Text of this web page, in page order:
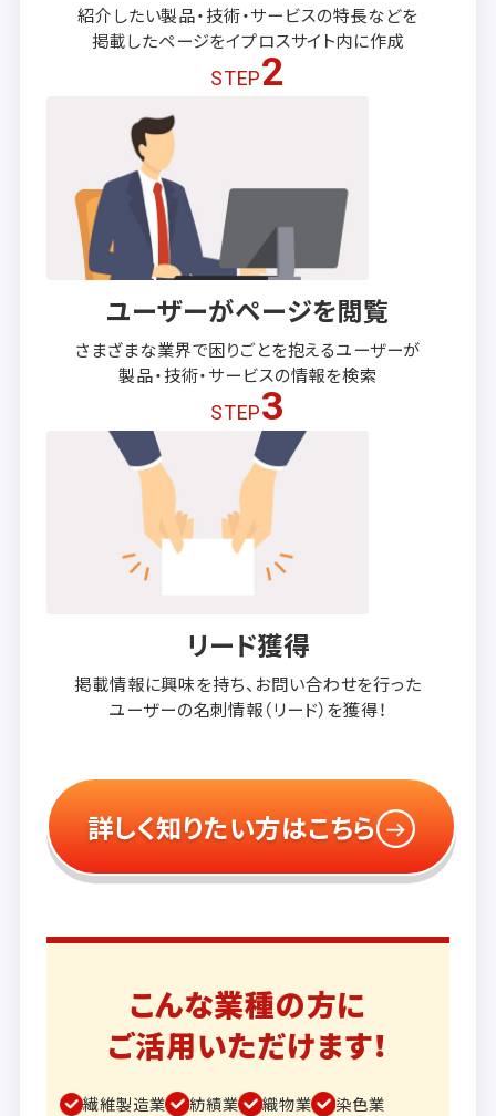
紹介したい製品・技術・サービスの特長などを
掲載したページをイプロスサイト内に作成
STEP2
ユーザーがページを閲覧
さまざまな業界で困りごとを抱えるユーザーが
製品・技術・サービスの情報を検索
STEP3
リード獲得
掲載情報に興味を持ち、 お問い合わせを行った
ユーザーの名刺情報（リード）を獲得！
詳しく知りたい方はこちら
こんな業種の方に
ご活用いただけます！
繊維製造業 紡績業 織物業
染色業